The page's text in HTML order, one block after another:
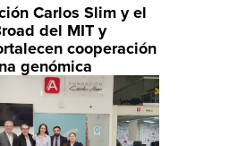
Carlos Slim y el
del MIT y
cooperación
genómica